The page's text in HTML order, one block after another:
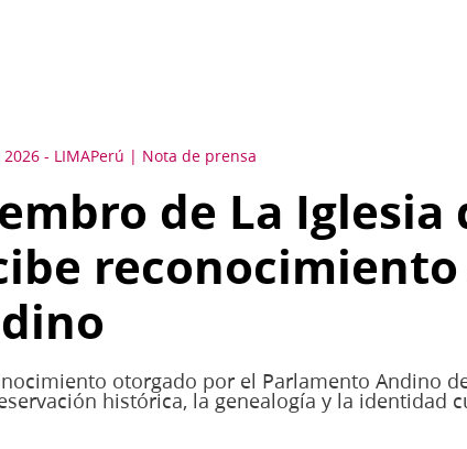
- LIMAPerú Nota de prensa
de La Iglesia
otorgado por el Parlamento Andino
histórica, la genealogía y la identidad